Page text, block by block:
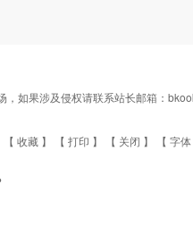
如果涉及侵权请联系站长邮箱：
【 收藏 】 【 打印 】 【 关闭 】 【 字体